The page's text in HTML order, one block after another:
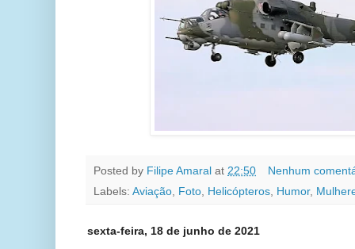
Posted by Filipe Amaral at 22:50
Nenhum
Labels: Aviação, Foto, Helicópteros, Humor,
sexta-feira, 18 de junho de 2021